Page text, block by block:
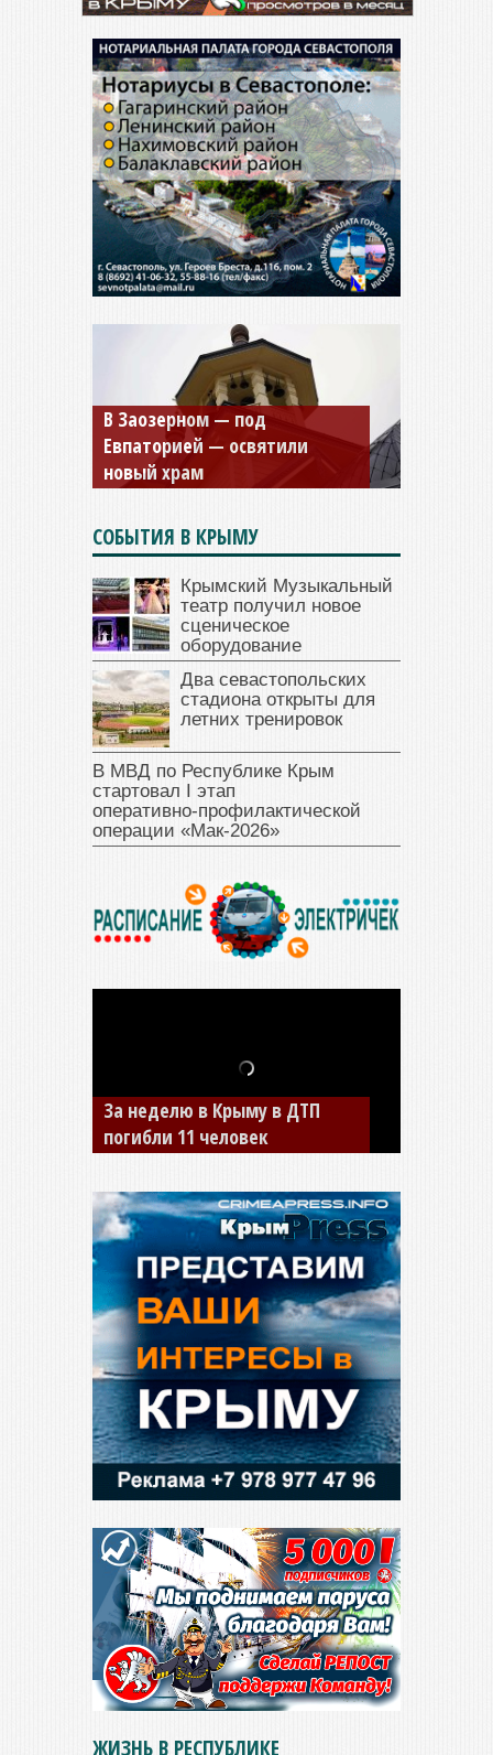
В Заозерном — под
Евпаторией — освятили
новый храм
Мужской монастырь Косьмы
и Дамиана в Крыму вновь
открыт для посещения
СОБЫТИЯ В КРЫМУ
Крымский Музыкальный
театр получил новое
сценическое
оборудование
Два севастопольских
стадиона открыты для
летних тренировок
В МВД по Республике Крым
стартовал I этап
оперативно‑профилактической
операции «Мак‑2026»
За неделю в Крыму в ДТП
погибли 11 человек
В Джанкое водитель ВАЗа
сбил двух детей на «зебре»
ЖИЗНЬ В РЕСПУБЛИКЕ